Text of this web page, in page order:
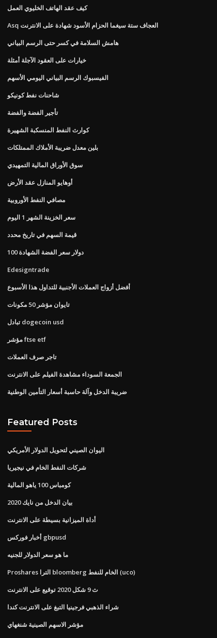
كيف عقد الهاتف الخليوي العمل
Asq العجاف ستة سيغما الحزام الأسود شهادة على الانترنت
هامش السلامة في كسر حتى الرسم البياني
خيارات على العقود الآجلة أمثلة
الفيسبوك الرسم البياني اليومي الأسهم
شاحنات نفط كونيكو
تأجير الفضة والفضة
كوارث النفط المنسكبة الشهيرة
بلين معدل ضريبة الأملاك الممتلكات
سوق الأوراق المالية التمهيدي
أوهايو المنازل عقد الأرض
مصافي النفط الأوروبية
سعر الخزينة الشهر 1 اليوم
قيمة السهم في تاريخ محدد
100 دولار سعر الفضة الشهادة
Edesigntrade
أفضل أزواج العملات الأجنبية للتداول هذا الأسبوع
تايوان مؤشر 50 مكونات
تبادل dogecoin usd
مؤشر ftse etf
تاجر صرف العملات
الجمعة السوداء مشاهدة الفيلم على الانترنت
ضريبة الدخل وآلة حاسبة أسعار التأمين الوطنية
Featured Posts
اليوان الصيني لتحويل الدولار الأمريكي
شركات النفط الخام في نيجيريا
كومباس 100 ياهو المالية
بيان الدخل من نايك 2020
أداة الميزانية بسيطة على الانترنت
أخبار فوركس gbpusd
ما هو سعر الدولار للجنيه
Proshares الترا bloomberg الخام للنفط (uco)
ث 9 شكل 2020 توقيع على الانترنت
شراء الذهبي فرجينيا التبغ على الانترنت كندا
مؤشر الاسهم الصينية شنغهاي